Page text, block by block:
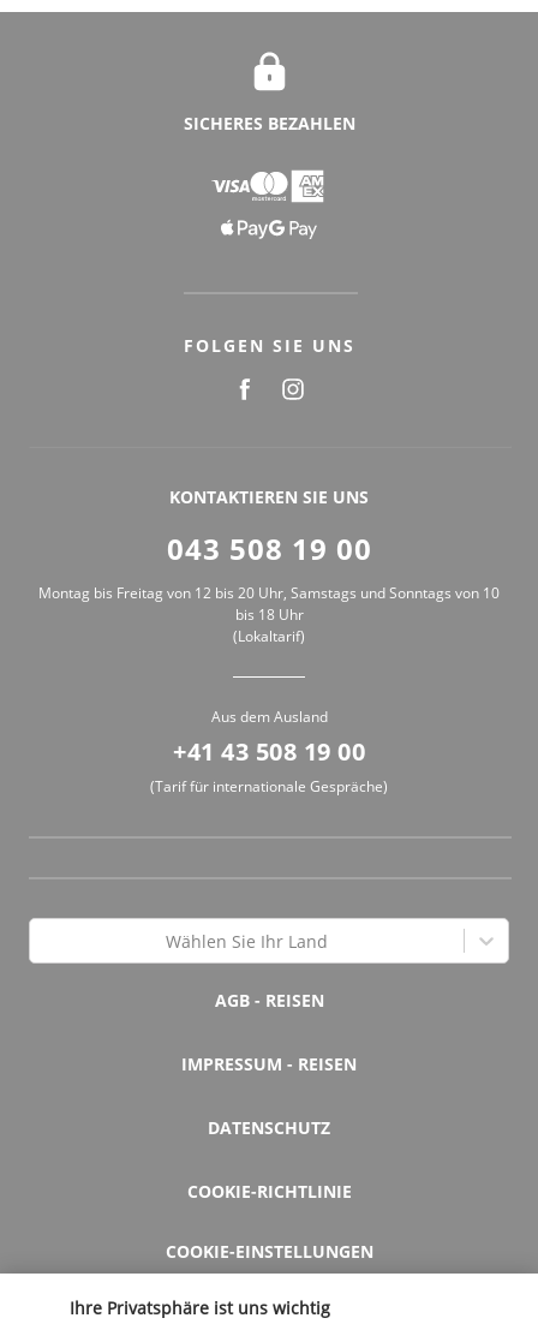
SICHERES BEZAHLEN
FOLGEN SIE UNS
KONTAKTIEREN SIE UNS
043 508 19 00
Montag bis Freitag von 12 bis 20 Uhr, Samstags und Sonntags von 10
bis 18 Uhr
(Lokaltarif)
Aus dem Ausland
+41 43 508 19 00
(Tarif für internationale Gespräche)
Wählen Sie Ihr Land
AGB - REISEN
IMPRESSUM - REISEN
DATENSCHUTZ
COOKIE-RICHTLINIE
COOKIE-EINSTELLUNGEN
Ihre Privatsphäre ist uns wichtig